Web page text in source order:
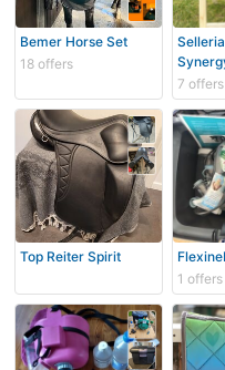
Bemer Horse Set
18 offers
7 offers
Top Reiter Spirit
1 offers